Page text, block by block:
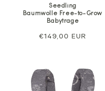
Seedling
Baumwolle Free-to-Grow
Babytrage
Regulärer
€149,00 EUR